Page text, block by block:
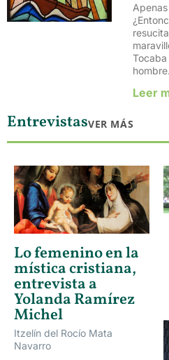
Leer
EntrevistasVER MÁS
Lo femenino en la
mística cristiana,
entrevista a
Yolanda Ramírez
Michel
Itzelín del Rocío Mata
Navarro